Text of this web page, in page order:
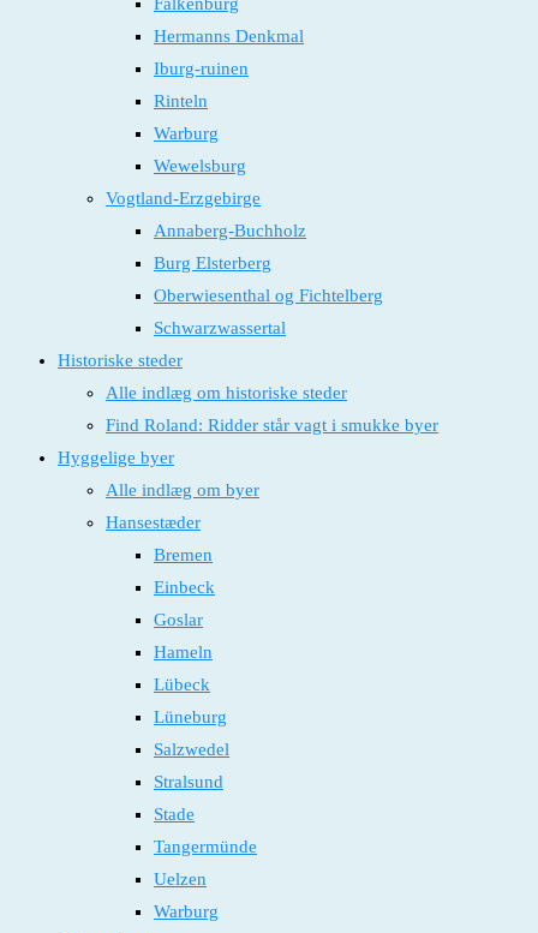
Falkenburg
Hermanns Denkmal
Iburg-ruinen
Rinteln
Warburg
Wewelsburg
Vogtland-Erzgebirge
Annaberg-Buchholz
Burg Elsterberg
Oberwiesenthal og Fichtelberg
Schwarzwassertal
Historiske steder
Alle indlæg om historiske steder
Find Roland: Ridder står vagt i smukke byer
Hyggelige byer
Alle indlæg om byer
Hansestæder
Bremen
Einbeck
Goslar
Hameln
Lübeck
Lüneburg
Salzwedel
Stralsund
Stade
Tangermünde
Uelzen
Warburg